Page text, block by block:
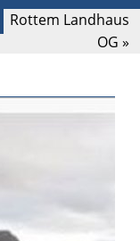
Rottem Landhaus
OG »